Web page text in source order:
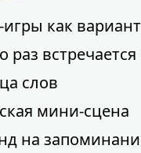
игры как
раз встречается
слов
мини-сцена
на